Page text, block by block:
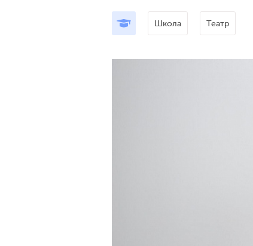
Школа Театр